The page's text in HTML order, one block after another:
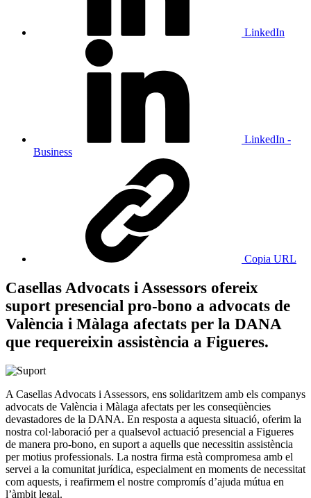
LinkedIn
LinkedIn -
Business
Copia URL
Casellas Advocats i Assessors ofereix
suport presencial pro-bono a advocats de
València i Màlaga afectats per la DANA
que requereixin assistència a Figueres.
A Casellas Advocats i Assessors, ens solidaritzem amb els companys
advocats de València i Màlaga afectats per les conseqüències
devastadores de la DANA. En resposta a aquesta situació, oferim la
nostra col·laboració per a qualsevol actuació presencial a Figueres
de manera pro-bono, en suport a aquells que necessitin assistència
per motius professionals. La nostra firma està compromesa amb el
servei a la comunitat jurídica, especialment en moments de necessitat
com aquests, i reafirmem el nostre compromís d’ajuda mútua en
l’àmbit legal.